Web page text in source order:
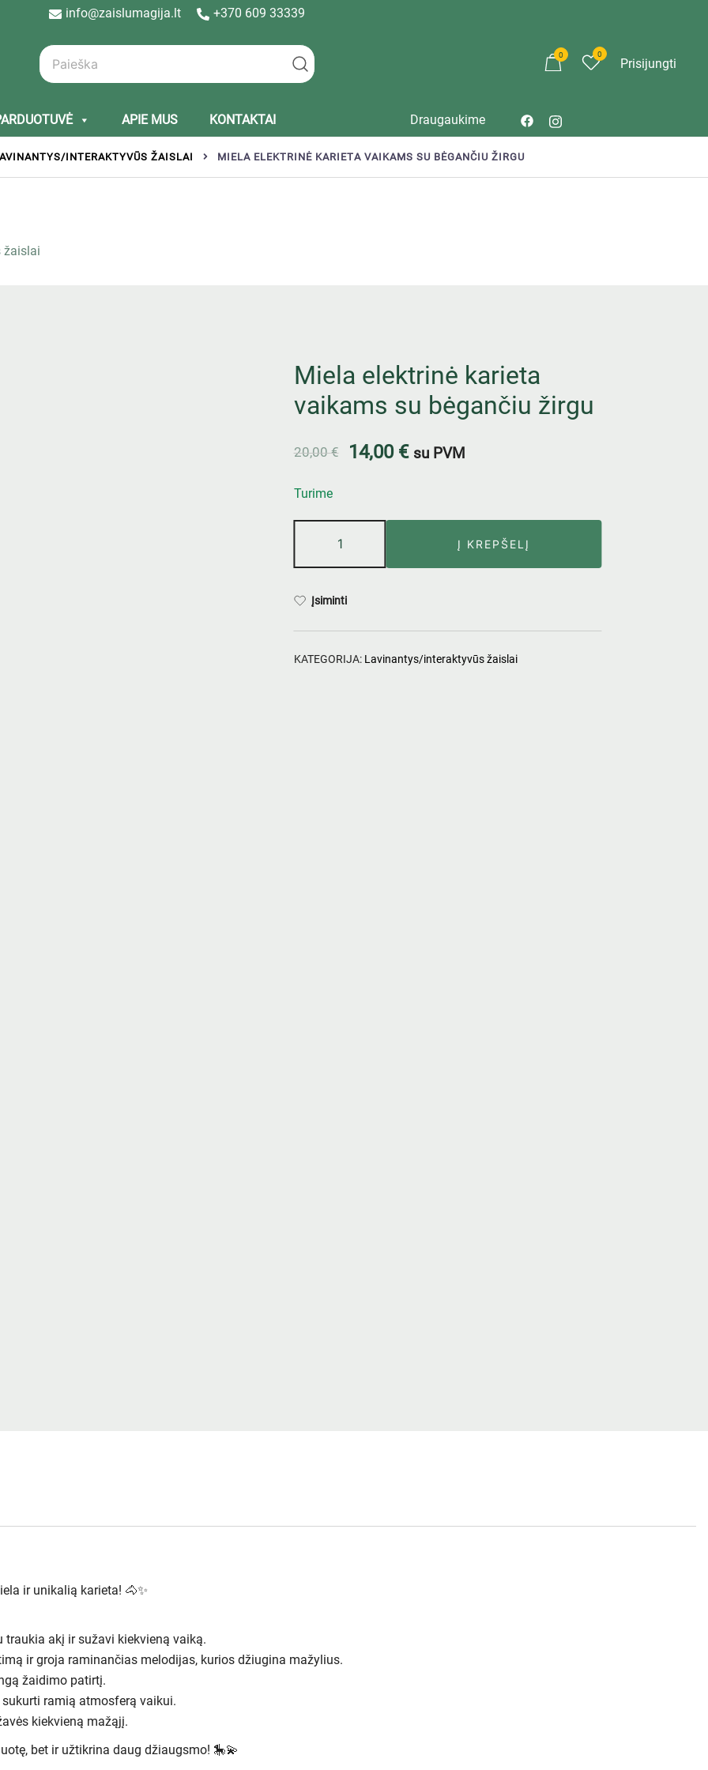
info@zaislumagija.lt +370 609 33339
0 0
Prisijungti
APIE MUS KONTAKTAI Draugaukime
INTERAKTYVŪS ŽAISLAI MIELA ELEKTRINĖ KARIETA VAIKAMS SU BĖGANČIU ŽIRGU
žaislai
Miela elektrinė karieta
vaikams su bėgančiu žirgu
20,00€ 14,00 € su PVM
Turime
Į KREPŠELĮ
Įsiminti
KATEGORIJA: Lavinantys/interaktyvūs žaislai
ir unikalią karieta! 🐴✨
akį ir sužavi kiekvieną vaiką.
ir groja raminančias melodijas, kurios džiugina mažylius.
žaidimo patirtį.
ramią atmosferą vaikui.
kiekvieną mažąjį.
bet ir užtikrina daug džiaugsmo! 🎠💫